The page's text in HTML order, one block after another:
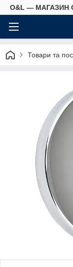
O&L — МАГАЗИН
Товари та